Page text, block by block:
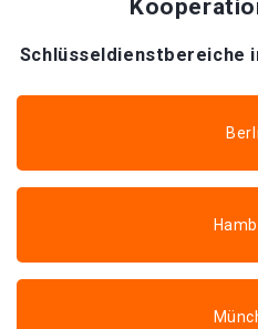
Schlüsseldienstbereiche